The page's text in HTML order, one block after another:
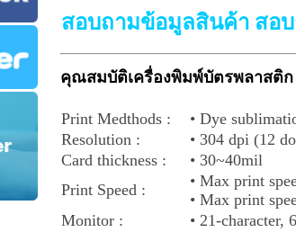
สอบถามข้อมูลสินค้า สอ
คุณสมบัติเครื่องพิมพ์บัตรพลาสติก
Print Medthods :
• Dye
Resolution :
• 304 dpi (12
Card thickness :
• 30~40mil
Print Speed :
• Max print
• Max print
Monitor :
• 21-character,